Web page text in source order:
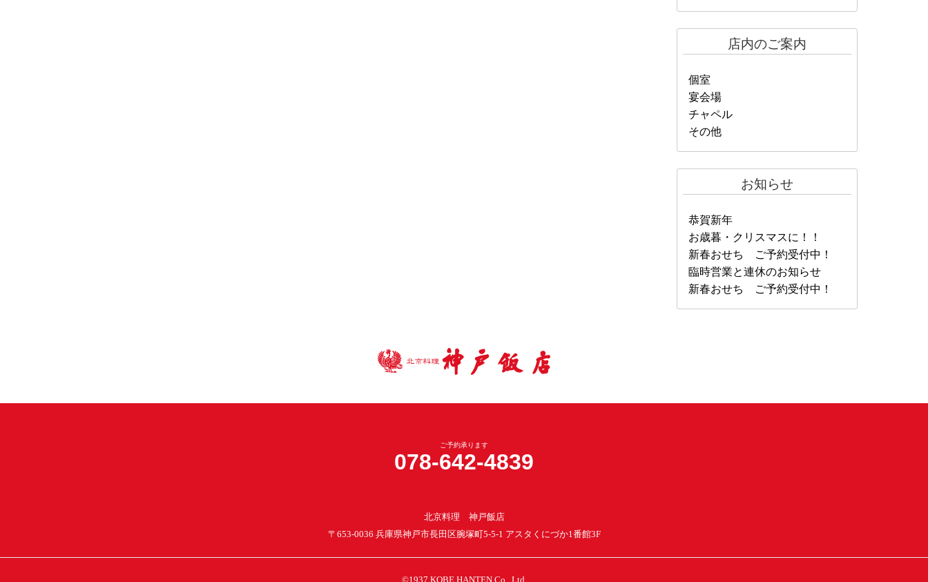
店内のご案内
個室
宴会場
チャペル
その他
お知らせ
恭賀新年
お歳暮・クリスマスに！！
新春おせち ご予約受付中！
臨時営業と連休のお知らせ
新春おせち ご予約受付中！
ご予約承ります
078-642-4839
北京料理 神戸飯店
〒653-0036 兵庫県神戸市長田区腕塚町5-5-1 アスタくにづか1番館3F
©1937 KOBE HANTEN Co., Ltd.